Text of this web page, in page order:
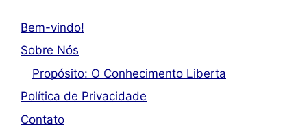
Bem-vindo!
Sobre Nós
Propósito: O Conhecimento Liberta
Política de Privacidade
Contato